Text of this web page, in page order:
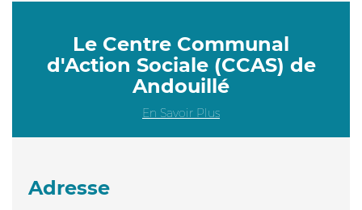
Le Centre Communal
d'Action Sociale (CCAS) de
Andouillé
En Savoir Plus
Adresse